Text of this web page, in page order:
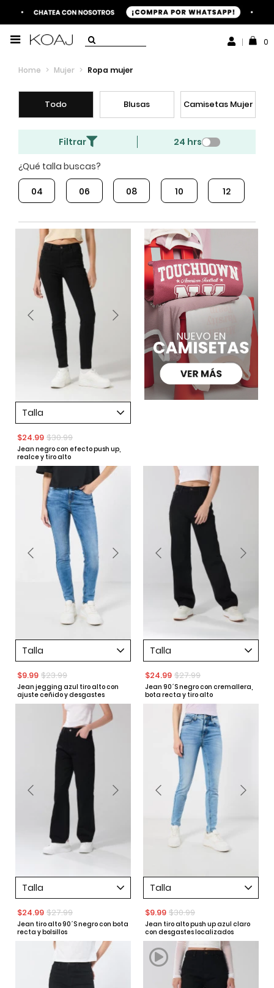
0
Home > Mujer > Ropa mujer
Todo Blusas Camisetas Mujer
Filtrar
24 hrs
¿Qué talla buscas?
04 06 08 10 12
Talla
$24.99 $30.99
Jean negro con efecto push up,
realce y tiro alto
Talla
$9.99 $23.99
Jean jegging azul tiro alto con
ajuste ceñido y desgastes
Talla
$24.99 $27.99
Jean 90´S negro con cremallera,
bota recta y tiro alto
Talla
$24.99 $27.99
Jean tiro alto 90´S negro con bota
recta y bolsillos
Talla
$9.99 $30.99
Jean tiro alto push up azul claro
con desgastes localizados